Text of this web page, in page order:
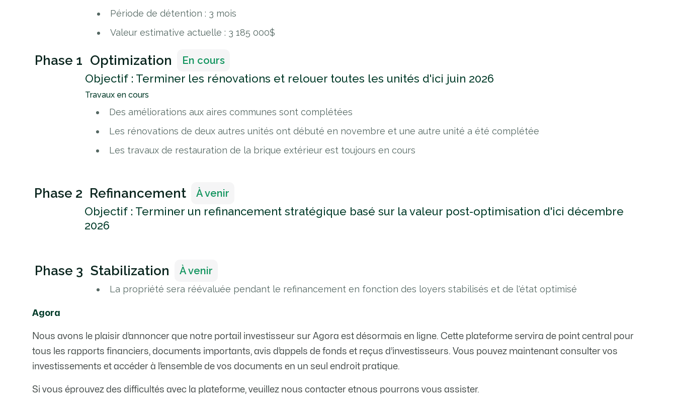
Période de détention : 3 mois
Valeur estimative actuelle : 3 185 000$
Phase 1 Optimization En cours
Objectif : Terminer les rénovations et relouer toutes les unités d'ici juin 2026
Travaux en cours
Des améliorations aux aires communes sont complétées
Les rénovations de deux autres unités ont débuté en novembre et une autre unité a été complétée
Les travaux de restauration de la brique extérieur est toujours en cours
Phase 2 Refinancement À venir
Objectif : Terminer un refinancement stratégique basé sur la valeur post-optimisation d'ici décembre
2026
Phase 3 Stabilization À venir
La propriété sera réévaluée pendant le refinancement en fonction des loyers stabilisés et de l'état optimisé
Agora
Nous avons le plaisir d’annoncer que notre portail investisseur sur Agora est désormais en ligne. Cette plateforme servira de point central pour
tous les rapports financiers, documents importants, avis d’appels de fonds et reçus d’investisseurs. Vous pouvez maintenant consulter vos
investissements et accéder à l’ensemble de vos documents en un seul endroit pratique.
Si vous éprouvez des difficultés avec la plateforme, veuillez nous contacter etnous pourrons vous assister.